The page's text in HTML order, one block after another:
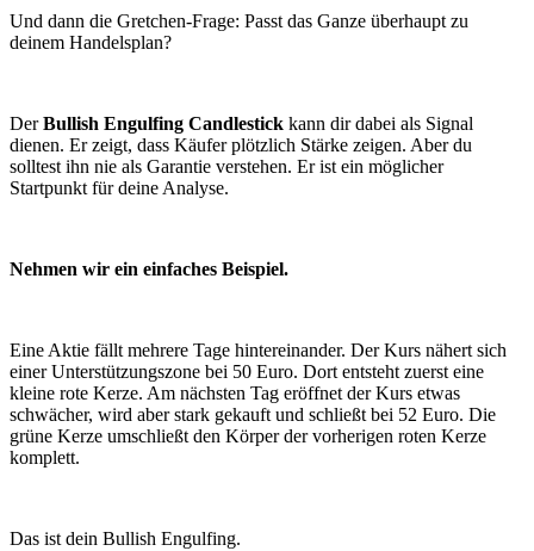
Und dann die Gretchen-Frage: Passt das Ganze überhaupt zu
deinem Handelsplan?
DerBullish Engulfing Candlestick kann dir dabei als Signal
dienen. Er zeigt, dass Käufer plötzlich Stärke zeigen. Aber du
solltest ihn nie als Garantie verstehen. Er ist ein möglicher
Startpunkt für deine Analyse.
Nehmen wir ein einfaches Beispiel.
Eine Aktie fällt mehrere Tage hintereinander. Der Kurs nähert sich
einer Unterstützungszone bei 50 Euro. Dort entsteht zuerst eine
kleine rote Kerze. Am nächsten Tag eröffnet der Kurs etwas
schwächer, wird aber stark gekauft und schließt bei 52 Euro. Die
grüne Kerze umschließt den Körper der vorherigen roten Kerze
komplett.
Das ist dein Bullish Engulfing.